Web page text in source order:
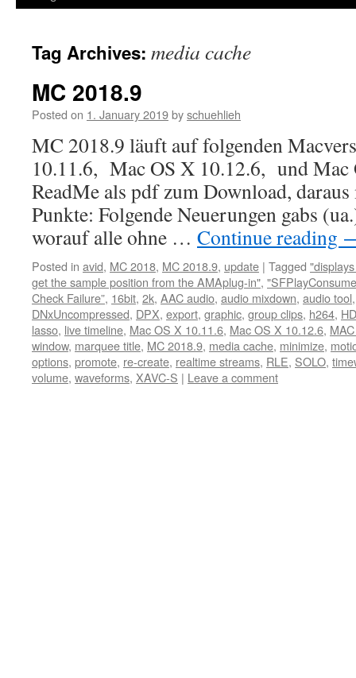
Tag Archives: media cache
MC 2018.9
Posted on 1. January 2019byschuehlieh
MC 2018.9 läuft auf folgenden
10.11.6, Mac OS X 10.12.6, und Mac
ReadMe als pdf zum Download,
Punkte: Folgende Neuerungen gabs
worauf alle ohne … Continue reading
Posted in avid, MC 2018, MC 2018.9, update | Tagged
get the sample position from the AMAplug-in",
Check Failure”, 16bit, 2k, AAC audio, audio mixdown, audio tool
DNxUncompressed, DPX, export, graphic, group clips, h264, HD
lasso, live timeline, Mac OS X 10.11.6, Mac OS X 10.12.6,
window, marquee title, MC 2018.9, media cache, minimize,
options, promote, re-create, realtime streams, RLE, SOLO,
volume, waveforms, XAVC-S | Leave a comment